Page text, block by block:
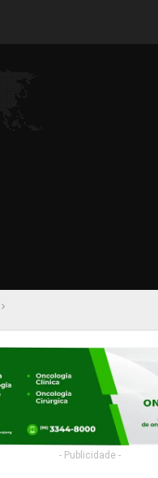
- Publicidade -